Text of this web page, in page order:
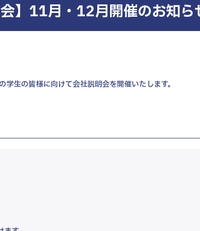
】11月・12月開催のお知ら
生の皆様に向けて会社説明会を開催いたします。